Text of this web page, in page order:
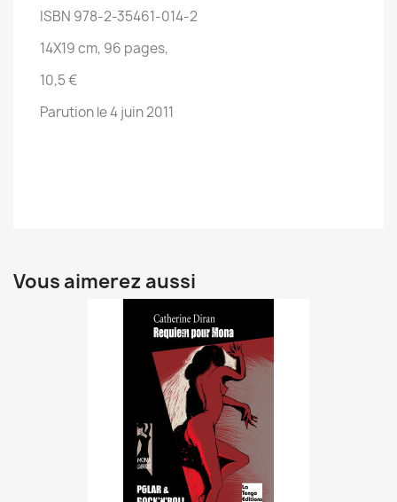
ISBN 978-2-35461-014-2
14X19 cm, 96 pages,
10,5 €
Parution le 4 juin 2011
Vous aimerez aussi